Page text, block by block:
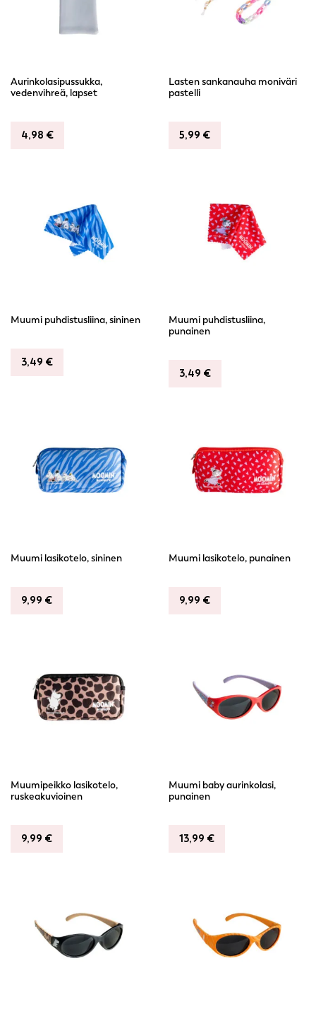
Aurinkolasipussukka,
vedenvihreä, lapset
4,98 €
Lasten sankanauha moniväri
pastelli
5,99 €
Muumi puhdistusliina, sininen
3,49 €
Muumi puhdistusliina,
punainen
3,49 €
Muumi lasikotelo, sininen
9,99 €
Muumi lasikotelo, punainen
9,99 €
Muumipeikko lasikotelo,
ruskeakuvioinen
9,99 €
Muumi baby aurinkolasi,
punainen
13,99 €